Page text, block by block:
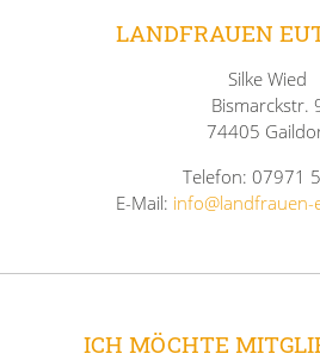
LANDFRAUEN
Silke Wied
Bismarckstr.
74405
Telefon: 07971
E-Mail:
ICH MÖCHTE